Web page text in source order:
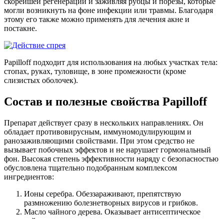
могли возникнуть на фоне инфекции или травмы. Благодаря
этому его также можно применять для лечения акне и
постакне.
Papilloff подходит для использования на любых участках тела:
стопах, руках, туловище, в зоне промежности (кроме
слизистых оболочек).
Состав и полезные свойства Papilloff
Препарат действует сразу в нескольких направлениях. Он
обладает противовирусным, иммуномодулирующим и
ранозаживляющими свойствами. При этом средство не
вызывает побочных эффектов и не нарушает гормональный
фон. Высокая степень эффективности наряду с безопасностью
обусловлена тщательно подобранным комплексом
ингредиентов:
Ионы серебра. Обеззараживают, препятствую
размножению болезнетворных вирусов и грибков.
Масло чайного дерева. Оказывает антисептическое